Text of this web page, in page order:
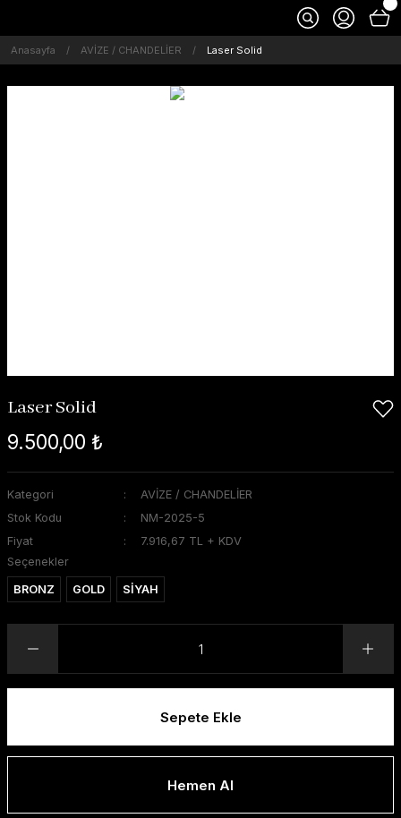
Anasayfa AVİZE / CHANDELİER Laser Solid
Laser Solid
9.500,00 ₺
Kategori
AVİZE / CHANDELİER
Stok Kodu
NM-2025-5
Fiyat
7.916,67 TL + KDV
Seçenekler
BRONZ GOLD SİYAH
Sepete Ekle
Hemen Al